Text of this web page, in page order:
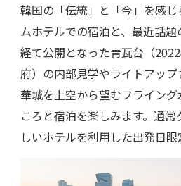
韓国の「伝統」と「今」を感
ムホテルでの宿泊と、最近話
経て公開となった青瓦台（
府）の内部見学やライトアッ
華城を上空から望むフライン
ころと宿泊を楽しみます。通
しいホテルを利用した出発日限